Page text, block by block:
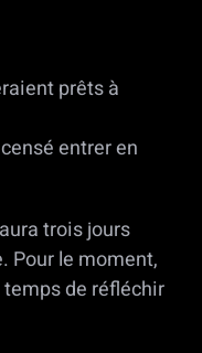
prêts à
entrer en
trois jours
Pour le moment,
temps de réfléchir